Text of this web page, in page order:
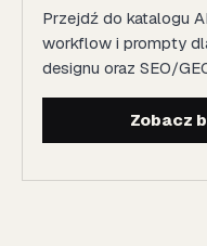
Przejdź do katalogu
workflow i prompty
designu oraz SEO/
Zobacz